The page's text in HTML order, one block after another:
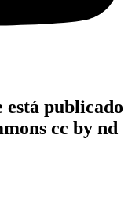
está publicado
cc by nd